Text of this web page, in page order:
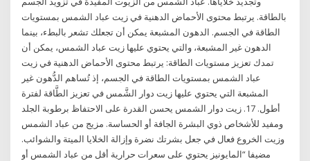
بالطاقة. يرتبط محتوى الأحماض الدهنية في زيت عباد الشمس بمستويات
الطاقة في الجسم. الدهون المشبعة يمكن أن تجعلك تشعر بالبطء، بينما
الدهون غير المشبعة، والتي يحتوي عليها زيت عباد الشمس، يمكن أن
تمدك تعزيز مستويات الطاقة: يرتبط محتوى الأحماض الدهنية في زيت
عباد الشمس بمستويات الطاقة في الجسم، إذ تُساهم الدُّهون غير
المشبعة التي يحتوي عليها زيت دوار الشَّمس في تعزيز الطَّاقة لفترة
أطول. 17. زيت دوار الشمس يحسن القدرة على الاحتفاظ برطوبة الجلد
ومفيد للأشخاص ذوي البشرة الجافة أو الحساسة. مزيج من عباد الشمس
وزيت الخروع فعال في جعل بشرتك نضرة وإزالة الخلايا الميتة والشوائب.
مضيفا “المايونيز يحتوي على سعرات حرارية أقل من عباد الشمس أو